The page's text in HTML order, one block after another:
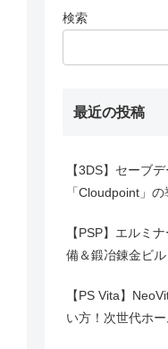
検索
最近の投稿
【3DS】セーブ
「Cloudpoint」
【PSP】エルミ
備＆鍛冶錬金ビ
【PS Vita】
い方！次世代ホ